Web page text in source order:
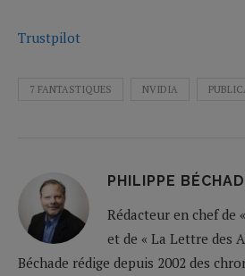
Trustpilot
7 FANTASTIQUES NVIDIA
PHILIPPE
Rédacteur en chef de
et de « La Lettre des
Béchade rédige depuis 2002 des